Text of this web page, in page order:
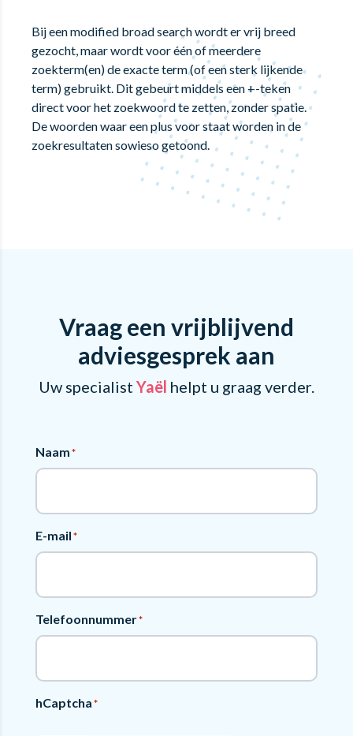
Bij een modified broad search wordt er vrij breed
gezocht, maar wordt voor één of meerdere
zoekterm(en) de exacte term (of een sterk lijkende
term) gebruikt. Dit gebeurt middels een +-teken
direct voor het zoekwoord te zetten, zonder spatie.
De woorden waar een plus voor staat worden in de
zoekresultaten sowieso getoond.
Vraag een vrijblijvend
adviesgesprek aan
Uw specialist Yaël helpt u graag verder.
Naam*
E-mail*
Telefoonnummer*
hCaptcha*